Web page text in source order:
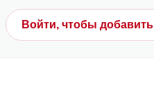
Войти, чтобы добавить